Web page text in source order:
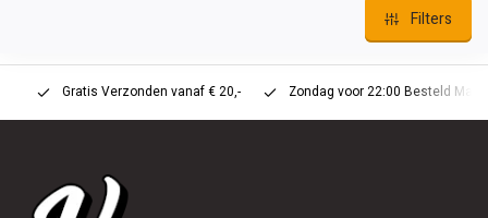
Filters
Gratis Verzonden vanaf € 20,- Zondag voor 22:00 Besteld